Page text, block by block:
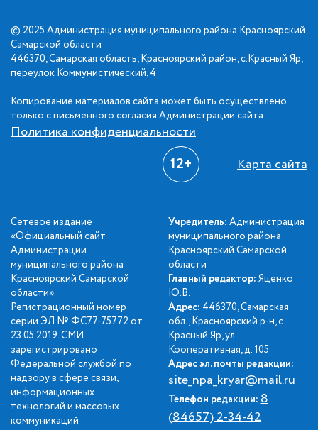
© 2025 Администрация муниципального района Красноярский
Самарской области
446370, Самарская область, Красноярский район, с.Красный Яр,
переулок Коммунистический, 4
Копирование материалов сайта может быть осуществлено
только с письменного согласия Администрации сайта.
Политика конфиденциальности
12+ Карта сайта
Сетевое издание
«Официальный сайт
Администрации
муниципального района
Красноярский Самарской
области».
Регистрационный номер
серии ЭЛ № ФС77-75772 от
23.05.2019. СМИ
зарегистрировано
Федеральной службой по
надзору в сфере связи,
информационных
технологий и массовых
коммуникаций
Учредитель: Администрация
муниципального района
Красноярский Самарской
области
Главный редактор: Яценко
Ю.В.
Адрес: 446370, Самарская
обл., Красноярский р-н, с.
Красный Яр, ул.
Кооперативная, д. 105
Адрес эл. почты редакции:
site_npa_kryar@mail.ru
Телефон редакции:8
(84657) 2-34-42